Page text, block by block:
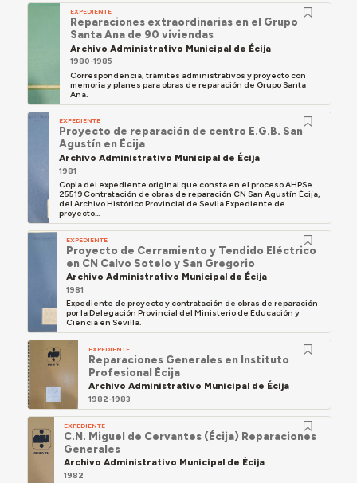
EXPEDIENTE
Reparaciones extraordinarias en el Grupo
Santa Ana de 90 viviendas
Archivo Administrativo Municipal de Écija
1980-1985
Correspondencia, trámites administrativos y proyecto con
memoria y planes para obras de reparación de Grupo Santa
Ana.
EXPEDIENTE
Proyecto de reparación de centro E.G.B. San
Agustín en Écija
Archivo Administrativo Municipal de Écija
1981
Copia del expediente original que consta en el proceso AHPSe
25519 Contratación de obras de reparación CN San Agustín Écija,
del Archivo Histórico Provincial de Sevila.Expediente de
proyecto...
EXPEDIENTE
Proyecto de Cerramiento y Tendido Eléctrico
en CN Calvo Sotelo y San Gregorio
Archivo Administrativo Municipal de Écija
1981
Expediente de proyecto y contratación de obras de reparación
por la Delegación Provincial del Ministerio de Educación y
Ciencia en Sevilla.
EXPEDIENTE
Reparaciones Generales en Instituto
Profesional Écija
Archivo Administrativo Municipal de Écija
1982-1983
EXPEDIENTE
C.N. Miguel de Cervantes (Écija) Reparaciones
Generales
Archivo Administrativo Municipal de Écija
1982